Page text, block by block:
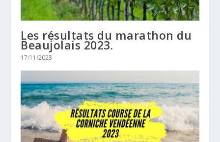
Les résultats du marathon du
Beaujolais 2023.
17/11/2023